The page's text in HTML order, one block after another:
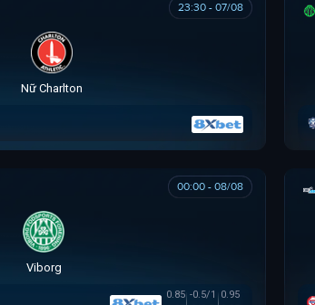
23:30 - 07/08
Nữ Charlton
00:00 - 08/08
Viborg
0.85 -0.5/1
0.95